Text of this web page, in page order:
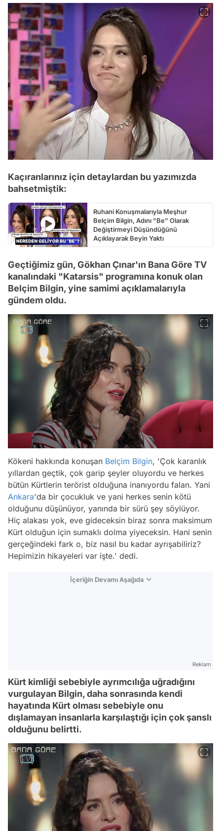
Kaçıranlarınız için detaylardan bu yazımızda
bahsetmiştik:
Ruhani Konuşmalarıyla Meşhur
Belçim Bilgin, Adını "Be" Olarak
Değiştirmeyi Düşündüğünü
Açıklayarak Beyin Yaktı
Geçtiğimiz gün, Gökhan Çınar'ın Bana Göre TV
kanalındaki "Katarsis" programına konuk olan
Belçim Bilgin, yine samimi açıklamalarıyla
gündem oldu.
Kökeni hakkında konuşan Belçim Bilgin, 'Çok karanlık
yıllardan geçtik, çok garip şeyler oluyordu ve herkes
bütün Kürtlerin terörist olduğuna inanıyordu falan. Yani
Ankara'da bir çocukluk ve yani herkes senin kötü
olduğunu düşünüyor, yanında bir sürü şey söylüyor.
Hiç alakası yok, eve gideceksin biraz sonra maksimum
Kürt olduğun için sumaklı dolma yiyeceksin. Hani senin
gerçeğindeki fark o, biz nasıl bu kadar ayrışabiliriz?
Hepimizin hikayeleri var işte.' dedi.
İçeriğin Devamı Aşağıda
Reklam
Kürt kimliği sebebiyle ayrımcılığa uğradığını
vurgulayan Bilgin, daha sonrasında kendi
hayatında Kürt olması sebebiyle onu
dışlamayan insanlarla karşılaştığı için çok şanslı
olduğunu belirtti.